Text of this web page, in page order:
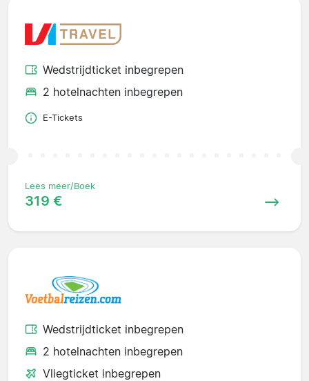
Wedstrijdticket inbegrepen
2 hotelnachten inbegrepen
E-Tickets
Lees meer/Boek
319 €
Wedstrijdticket inbegrepen
2 hotelnachten inbegrepen
Vliegticket inbegrepen